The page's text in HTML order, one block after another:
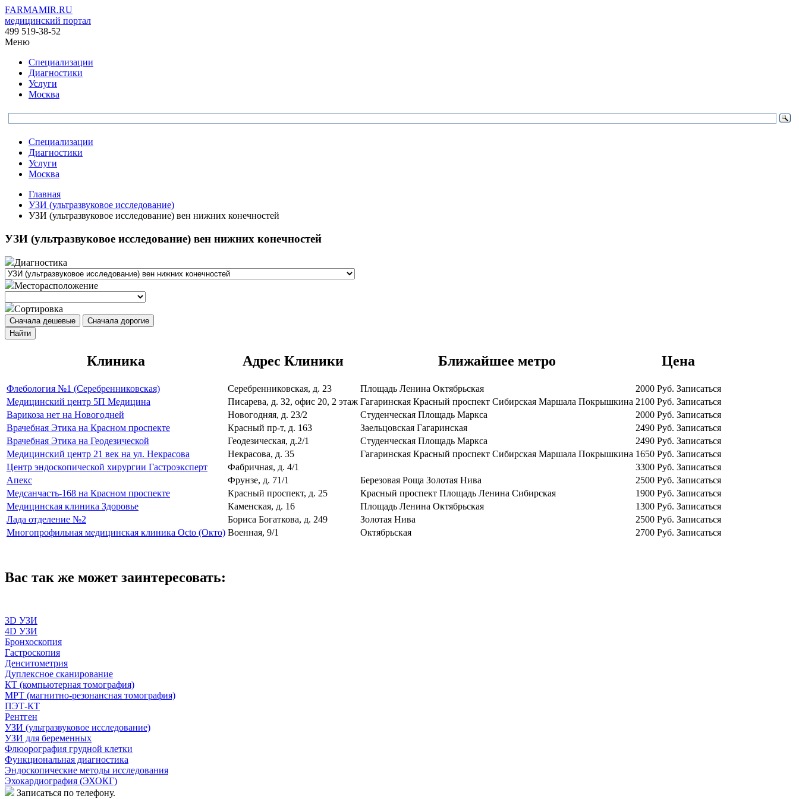
FARMAMIR.RU
медицинский портал
499 519-38-52
Меню
Специализации
Диагностики
Услуги
Москва
Специализации
Диагностики
Услуги
Москва
Главная
УЗИ (ультразвуковое исследование)
УЗИ (ультразвуковое исследование) вен нижних конечностей
УЗИ (ультразвуковое исследование) вен нижних конечностей
Диагностика
Месторасположение
Сортировка
Сначала дешевые
Сначала дорогие
Найти
Клиника Адрес Клиники Ближайшее метро Цена
Флебология №1 (Серебренниковская) Серебренниковская, д. 23 Площадь Ленина Октябрьская 2000 Руб. Записаться
Медицинский центр 5П Медицина
Писарева, д. 32, офис 20, 2 этаж Гагаринская Красный проспект Сибирская Маршала Покрышкина 2100 Руб. Записаться
Варикоза нет на Новогодней
Новогодняя, д. 23/2 Студенческая Площадь Маркса 2000 Руб. Записаться
Врачебная Этика на Красном проспекте
Красный пр-т, д. 163 Заельцовская Гагаринская 2490 Руб. Записаться
Врачебная Этика на Геодезической
Геодезическая, д.2/1 Студенческая Площадь Маркса 2490 Руб. Записаться
Медицинский центр 21 век на ул. Некрасова
Некрасова, д. 35 Гагаринская Красный проспект Сибирская Маршала Покрышкина 1650 Руб. Записаться
Центр эндоскопической хирургии Гастроэксперт
Фабричная, д. 4/1 3300 Руб. Записаться
Апекс
Фрунзе, д. 71/1 Березовая Роща Золотая Нива 2500 Руб. Записаться
Медсанчасть-168 на Красном проспекте
Красный проспект, д. 25 Красный проспект Площадь Ленина Сибирская 1900 Руб. Записаться
Медицинская клиника Здоровье
Каменская, д. 16 Площадь Ленина Октябрьская 1300 Руб. Записаться
Лада отделение №2
Бориса Богаткова, д. 249 Золотая Нива 2500 Руб. Записаться
Многопрофильная медицинская клиника Octo (Окто) Военная, 9/1 Октябрьская 2700 Руб. Записаться
Вас так же может заинтересовать:
3D УЗИ
4D УЗИ
Бронхоскопия
Гастроскопия
Денситометрия
Дуплексное сканирование
КТ (компьютерная томография)
МРТ (магнитно-резонансная томография)
ПЭТ-КТ
Рентген
УЗИ (ультразвуковое исследование)
УЗИ для беременных
Флюорография грудной клетки
Функциональная диагностика
Эндоскопические методы исследования
Эхокардиография (ЭХОКГ)
Записаться по телефону.